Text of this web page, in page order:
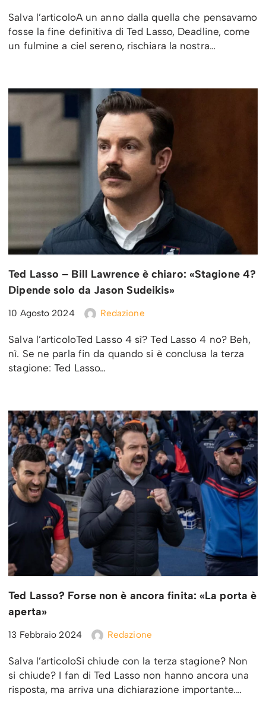
Salva l’articoloA un anno dalla quella che pensavamo
fosse la fine definitiva di Ted Lasso, Deadline, come
un fulmine a ciel sereno, rischiara la nostra…
Ted Lasso – Bill Lawrence è chiaro: «Stagione 4?
Dipende solo da Jason Sudeikis»
10 Agosto 2024 Redazione
Salva l’articoloTed Lasso 4 sì? Ted Lasso 4 no? Beh,
nì. Se ne parla fin da quando si è conclusa la terza
stagione: Ted Lasso…
Ted Lasso? Forse non è ancora finita: «La porta è
aperta»
13 Febbraio 2024 Redazione
Salva l’articoloSi chiude con la terza stagione? Non
si chiude? I fan di Ted Lasso non hanno ancora una
risposta, ma arriva una dichiarazione importante.…